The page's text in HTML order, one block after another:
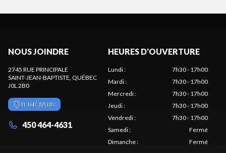
NOUS JOINDRE
2745 RUE PRINCIPALE
SAINT-JEAN-BAPTISTE , QUÉBEC
J0L 2B0
ITINÉRAIRE
450 464-4631
HEURES D'OUVERTURE
Lundi:
7h30 - 17h00
Mardi:
7h30 - 17h00
Mercredi:
7h30 - 17h00
Jeudi:
7h30 - 17h00
Vendredi:
7h30 - 17h00
Samedi:
Fermé
Dimanche: Fermé